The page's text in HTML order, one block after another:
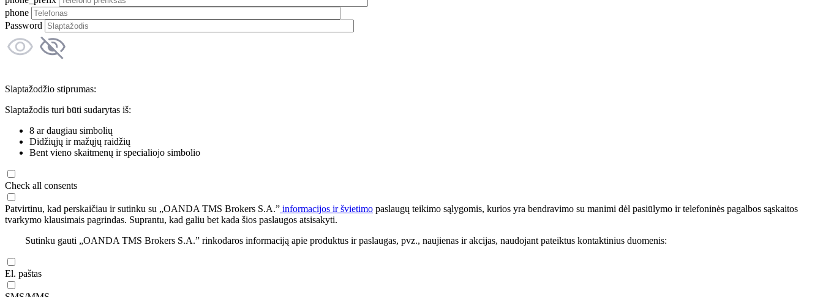
phone
Password
Slaptažodžio stiprumas:
Slaptažodis turi būti sudarytas iš:
8 ar daugiau simbolių
Didžiųjų ir mažųjų raidžių
Bent vieno skaitmenų ir specialiojo simbolio
Check all consents
Patvirtinu, kad perskaičiau ir sutinku su „OANDA TMS Brokers S.A.” informacijos ir švietimo paslaugų teikimo sąlygomis, kurios yra bendravimo su manimi dėl pasiūlymo ir telefoninės pagalbos sąskaitos
tvarkymo klausimais pagrindas. Suprantu, kad galiu bet kada šios paslaugos atsisakyti.
Sutinku gauti „OANDA TMS Brokers S.A.” rinkodaros informaciją apie produktus ir paslaugas, pvz., naujienas ir akcijas, naudojant pateiktus kontaktinius duomenis:
El. paštas